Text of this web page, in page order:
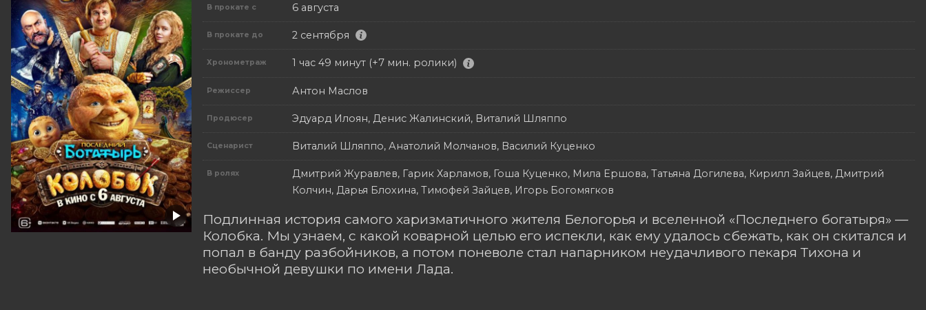
В прокате с 6 августа
В прокате до 2 сентября
Хронометраж 1 час 49 минут (+7 мин. ролики)
Режиссер Антон Маслов
Продюсер Эдуард Илоян, Денис Жалинский, Виталий Шляппо
Сценарист Виталий Шляппо, Анатолий Молчанов, Василий Куценко
В ролях
Дмитрий Журавлев, Гарик Харламов, Гоша Куценко, Мила Ершова, Татьяна Догилева, Кирилл Зайцев, Дмитрий
Колчин, Дарья Блохина, Тимофей Зайцев, Игорь Богомягков
Подлинная история самого харизматичного жителя Белогорья и вселенной «Последнего богатыря» —
Колобка. Мы узнаем, с какой коварной целью его испекли, как ему удалось сбежать, как он скитался и
попал в банду разбойников, а потом поневоле стал напарником неудачливого пекаря Тихона и
необычной девушки по имени Лада.